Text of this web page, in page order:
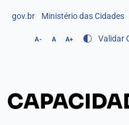
gov.br Ministério das Cidades
A- A A+ Validar